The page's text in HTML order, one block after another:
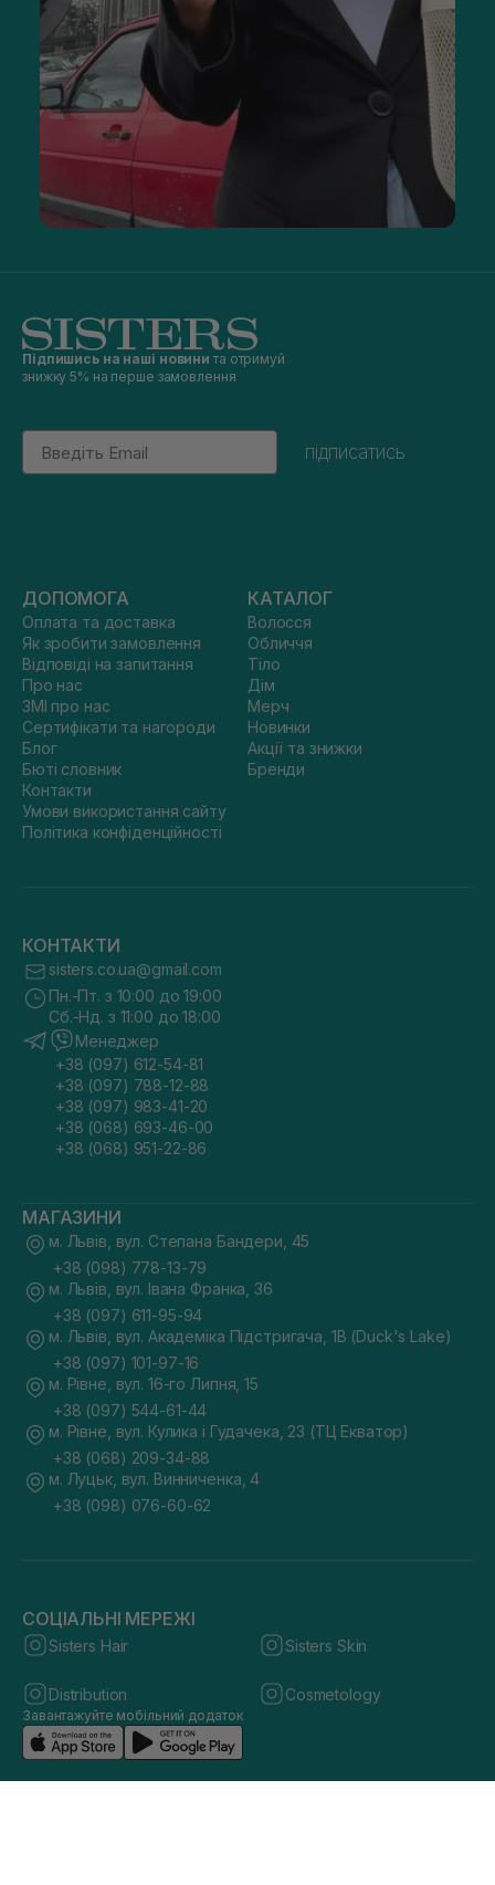
Підпишись на наші новини та отримуй
знижку 5% на перше замовлення
Email
підписатись
ДОПОМОГА
Оплата та доставка
Як зробити замовлення
Відповіді на запитання
Про нас
ЗМІ про нас
Сертифікати та нагороди
Блог
Бюті словник
Контакти
Умови використання сайту
Політика конфіденційності
КАТАЛОГ
Волосся
Обличчя
Тіло
Дім
Мерч
Новинки
Акції та знижки
Бренди
КОНТАКТИ
sisters.co.ua@gmail.com
Пн.-Пт. з 10:00 до 19:00
Сб.-Нд. з 11:00 до 18:00
Менеджер
+38 (097) 612-54-81
+38 (097) 788-12-88
+38 (097) 983-41-20
+38 (068) 693-46-00
+38 (068) 951-22-86
МАГАЗИНИ
м. Львів, вул. Степана Бандери, 45
+38 (098) 778-13-79
м. Львів, вул. Івана Франка, 36
+38 (097) 611-95-94
м. Львів, вул. Академіка Підстригача, 1В (Duck's Lake)
+38 (097) 101-97-16
м. Рівне, вул. 16-го Липня, 15
+38 (097) 544-61-44
м. Рівне, вул. Кулика і Гудачека, 23 (ТЦ Екватор)
+38 (068) 209-34-88
м. Луцьк, вул. Винниченка, 4
+38 (098) 076-60-62
СОЦІАЛЬНІ МЕРЕЖІ
Sisters Hair Sisters Skin
Distribution Cosmetology
Завантажуйте мобільний додаток